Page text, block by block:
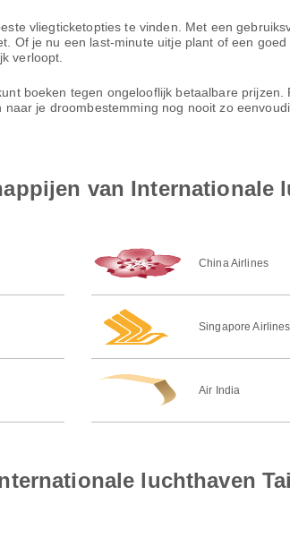
vliegticketopties te vinden. Met een
Of je nu een last-minute uitje plant of een
verloopt.
boeken tegen ongelooflijk betaalbare
je droombestemming nog nooit zo
van Internationale
China Airlines
Singapore Airlines
Air India
luchthaven